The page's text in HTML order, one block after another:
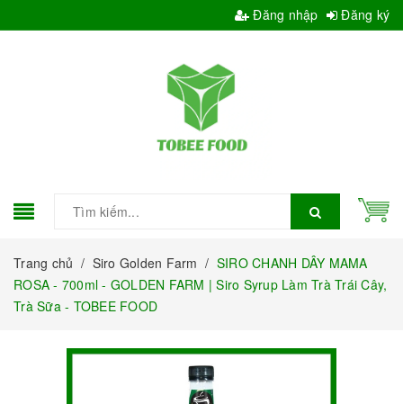
Đăng nhập Đăng ký
Trang chủ / Siro Golden Farm / SIRO CHANH DÂY MAMA
ROSA - 700ml - GOLDEN FARM | Siro Syrup Làm Trà Trái Cây,
Trà Sữa - TOBEE FOOD